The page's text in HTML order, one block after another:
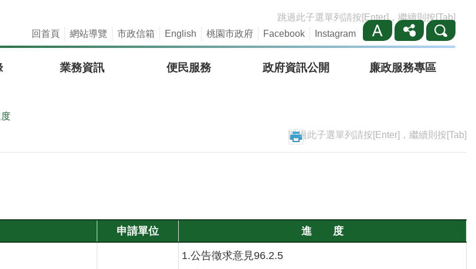
跳過此子選單列請按[Enter]，繼續則按[Tab]
回首頁
網站導覽 市政信箱 English 桃園市政府 Facebook Instagram
業務資訊 便民服務 政府資訊公開 廉政服務專區
跳過此子選單列請按[Enter]，繼續則按[Tab]
申請單位 進 度
1.公告徵求意見96.2.5